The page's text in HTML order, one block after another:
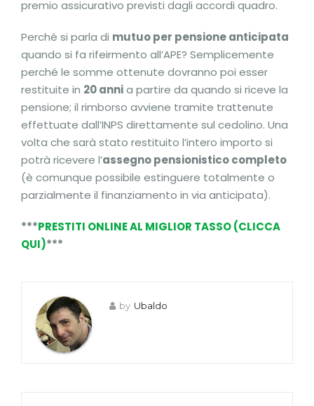
premio assicurativo previsti dagli accordi quadro.
Perché si parla di mutuo per pensione anticipata
quando si fa rifeirmento all’APE? Semplicemente
perché le somme ottenute dovranno poi esser
restituite in 20 annia partire da quando si riceve la
pensione; il rimborso avviene tramite trattenute
effettuate dall’INPS direttamente sul cedolino. Una
volta che sarà stato restituito l’intero importo si
potrà ricevere l’assegno pensionistico completo
(è comunque possibile estinguere totalmente o
parzialmente il finanziamento in via anticipata).
***PRESTITI ONLINE AL MIGLIOR TASSO (CLICCA
QUI)***
by Ubaldo